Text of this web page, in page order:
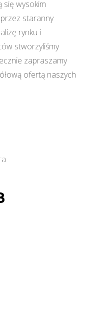
się wysokim
staranny
rynku i
stworzyliśmy
zapraszamy
ofertą naszych